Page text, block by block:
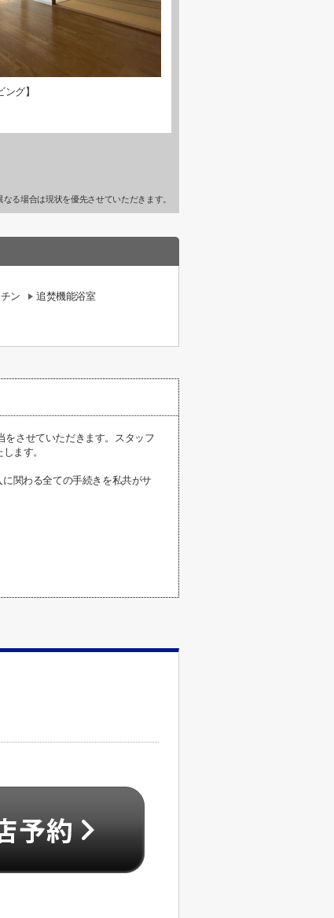
ング】
る場合は現状を優先させていただきます。
ン
追焚機能浴室
をさせていただきます。スタッフ
ます。
関わる全ての手続きを私共がサ